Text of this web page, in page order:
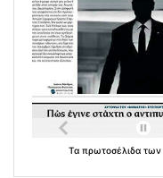
Τα πρωτοσέλιδα των